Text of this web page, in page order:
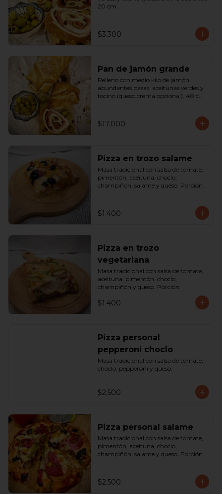
20 cm.
$3.300
Pan de jamón grande
Relleno con medio kilo de jamón,
abundantes pasas, aceitunas verdes y
tocino (queso crema opcional). 40 cm
$17.000
Pizza en trozo salame
Masa tradicional con salsa de tomate,
pimentón, aceituna, choclo,
champiñón, salame y queso. Porción.
$1.400
Pizza en trozo
vegetariana
Masa tradicional con salsa de tomate,
aceituna, pimentón, choclo,
champiñón y queso. Porción.
$1.400
Pizza personal
pepperoni choclo
Masa tradicional con salsa de tomate,
choclo, pepperoni y queso.
$2.500
Pizza personal salame
Masa tradicional con salsa de tomate,
pimentón, aceituna, choclo,
champiñón, salame y queso. Porción.
$2.500